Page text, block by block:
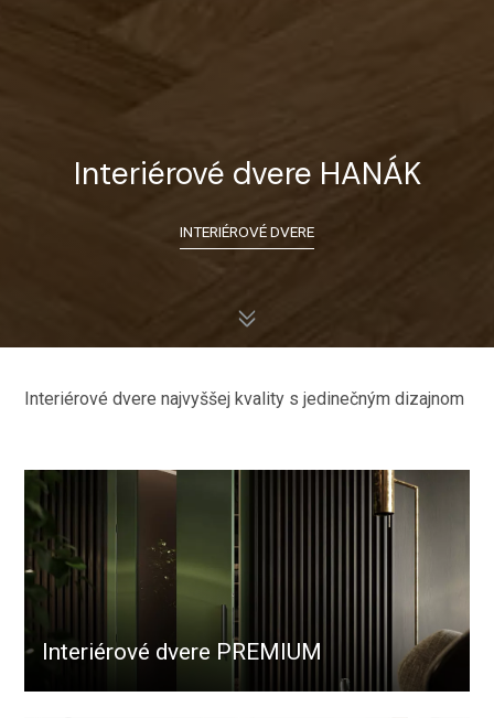
Interiérové dvere HANÁK
INTERIÉROVÉ DVERE
Interiérové dvere najvyššej kvality s jedinečným dizajnom
Interiérové dvere PREMIUM